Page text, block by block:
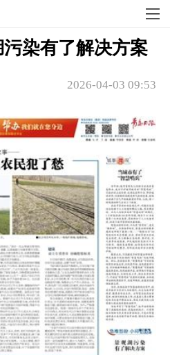
染有了解决方案
2026-04-03 09:53